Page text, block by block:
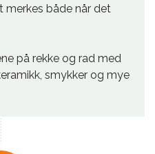
merkes både når det
på rekke og rad med
smykker og mye